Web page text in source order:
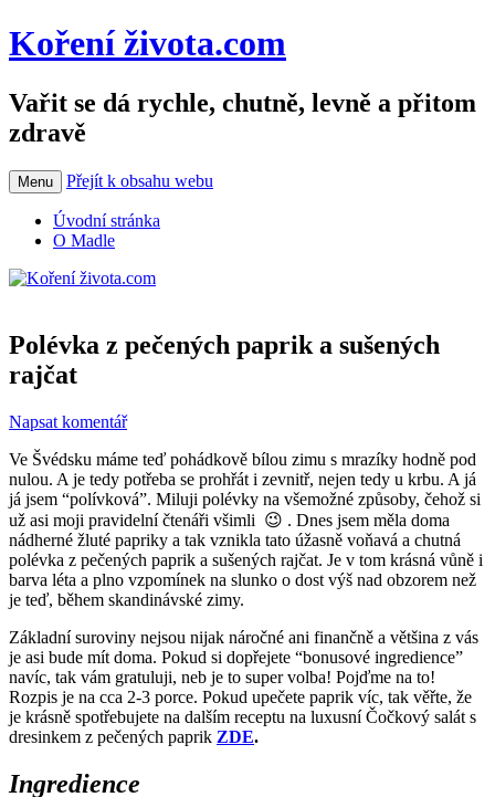
Koření života.com
Vařit se dá rychle, chutně, levně a přitom
zdravě
Menu Přejít k obsahu webu
Úvodní stránka
O Madle
Polévka z pečených paprik a sušených
rajčat
Napsat komentář
Ve Švédsku máme teď pohádkově bílou zimu s mrazíky hodně pod
nulou. A je tedy potřeba se prohřát i zevnitř, nejen tedy u krbu. A já
já jsem “polívková”. Miluji polévky na všemožné způsoby, čehož si
už asi moji pravidelní čtenáři všimli 😉 . Dnes jsem měla doma
nádherné žluté papriky a tak vznikla tato úžasně voňavá a chutná
polévka z pečených paprik a sušených rajčat. Je v tom krásná vůně i
barva léta a plno vzpomínek na slunko o dost výš nad obzorem než
je teď, během skandinávské zimy.
Základní suroviny nejsou nijak náročné ani finančně a většina z vás
je asi bude mít doma. Pokud si dopřejete “bonusové ingredience”
navíc, tak vám gratuluji, neb je to super volba! Pojďme na to!
Rozpis je na cca 2-3 porce. Pokud upečete paprik víc, tak věřte, že
je krásně spotřebujete na dalším receptu na luxusní Čočkový salát s
dresinkem z pečených paprik ZDE.
Ingredience